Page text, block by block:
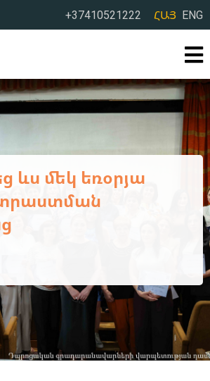
+37410521222 ՀԱՅ ENG
Կոտայքի մարզի
եռօրյա
առաջին փուլը